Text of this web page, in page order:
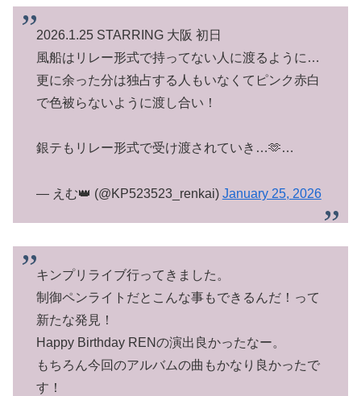
2026.1.25 STARRING 大阪 初日
風船はリレー形式で持ってない人に渡るように…
更に余った分は独占する人もいなくてピンク赤白
で色被らないように渡し合い！
銀テもリレー形式で受け渡されていき…🫶…
— えむ👑 (@KP523523_renkai) January 25, 2026
キンプリライブ行ってきました。
制御ペンライトだとこんな事もできるんだ！って
新たな発見！
Happy Birthday RENの演出良かったなー。
もちろん今回のアルバムの曲もかなり良かったで
す！